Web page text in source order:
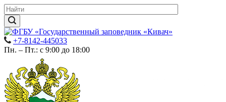
+7-8142-445033
Пн. – Пт.: с 9:00 до 18:00